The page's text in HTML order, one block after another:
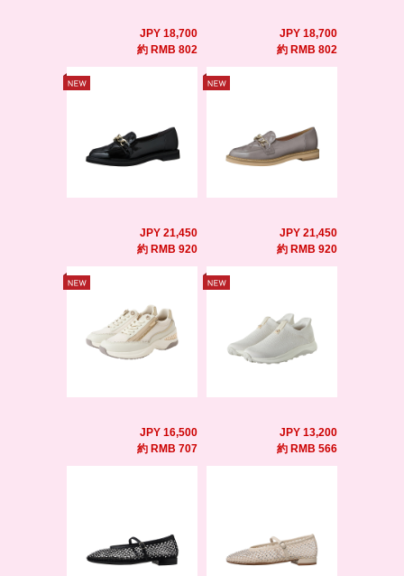
JPY 18,700
約 RMB 802
JPY 18,700
約 RMB 802
JPY 21,450
約 RMB 920
JPY 21,450
約 RMB 920
JPY 16,500
約 RMB 707
JPY 13,200
約 RMB 566